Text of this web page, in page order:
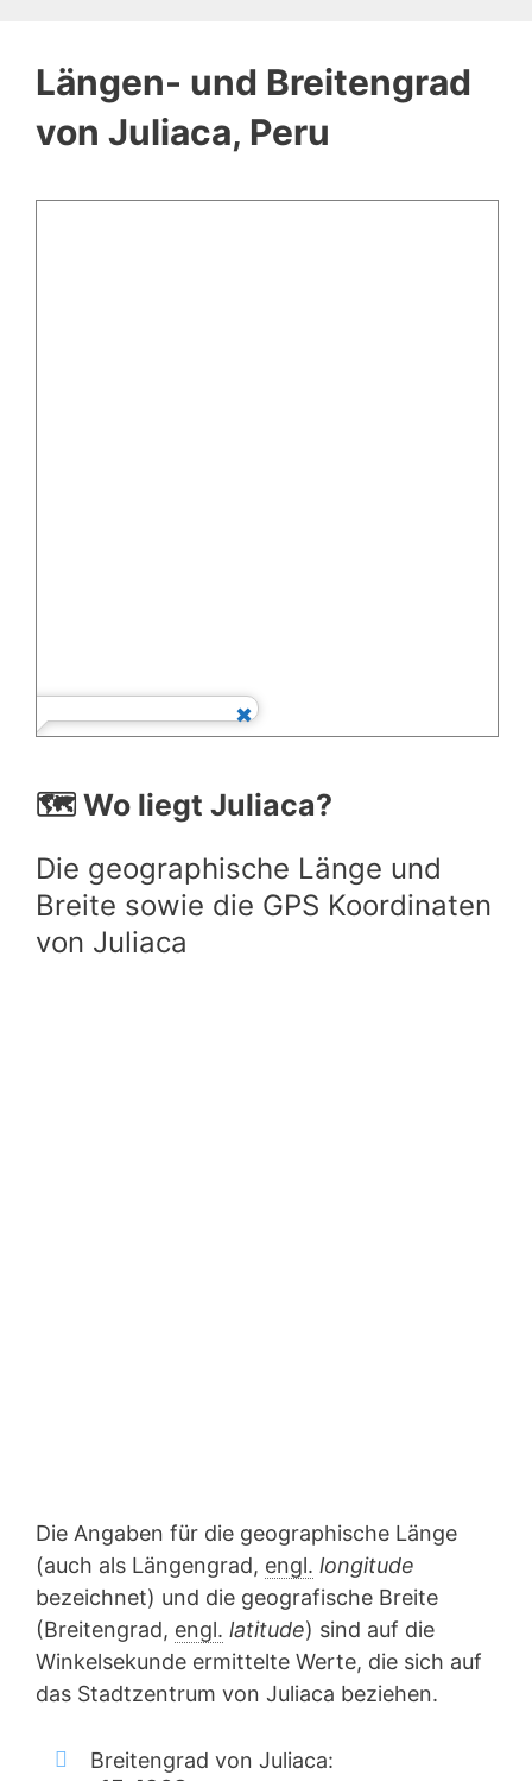
Längen- und Breitengrad
von Juliaca, Peru
🗺️ Wo liegt Juliaca?
Die geographische Länge und
Breite sowie die GPS Koordinaten
von Juliaca
Die Angaben für die geographische Länge
(auch als Längengrad, engl. longitude
bezeichnet) und die geografische Breite
(Breitengrad, engl. latitude) sind auf die
Winkelsekunde ermittelte Werte, die sich auf
das Stadtzentrum von Juliaca beziehen.
Breitengrad von Juliaca: